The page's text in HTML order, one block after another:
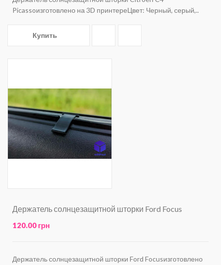
Picassoизготовлено на 3D принтереЦвет: Черный, серый,..
Купить
Держатель солнцезащитной шторки Ford Focus
120.00 грн
Держатель солнцезащитной шторки Ford Focusизготовлено